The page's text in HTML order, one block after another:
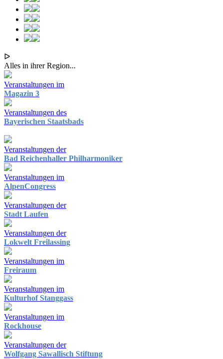
ᐅ
Alles in ihrer Region...
Veranstaltungen im
Magazin 3
Veranstaltungen des
Bayerischen Staatsbads
Veranstaltungen der
Bad Reichenhaller Philharmoniker
Veranstaltungen im
AlpenCongress
Veranstaltungen der
Stadt Laufen
Veranstaltungen der
Lokwelt Freilassing
Veranstaltungen im
Freiraum
Veranstaltungen im
Kulturhof Stanggass
Veranstaltungen im
Rockhouse
Veranstaltungen der
Wolfgang Sawallisch Stiftung